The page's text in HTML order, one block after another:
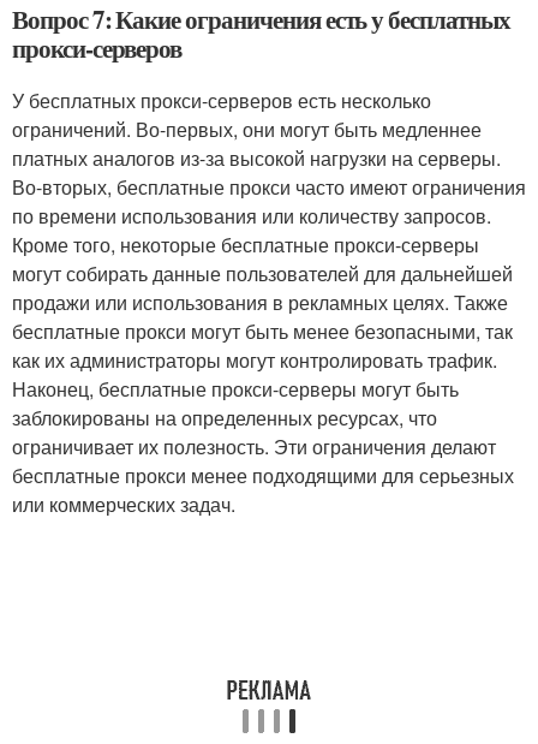
Вопрос 7: Какие ограничения есть у бесплатных
прокси-серверов
У бесплатных прокси-серверов есть несколько
ограничений. Во-первых, они могут быть медленнее
платных аналогов из-за высокой нагрузки на серверы.
Во-вторых, бесплатные прокси часто имеют ограничения
по времени использования или количеству запросов.
Кроме того, некоторые бесплатные прокси-серверы
могут собирать данные пользователей для дальнейшей
продажи или использования в рекламных целях. Также
бесплатные прокси могут быть менее безопасными, так
как их администраторы могут контролировать трафик.
Наконец, бесплатные прокси-серверы могут быть
заблокированы на определенных ресурсах, что
ограничивает их полезность. Эти ограничения делают
бесплатные прокси менее подходящими для серьезных
или коммерческих задач.